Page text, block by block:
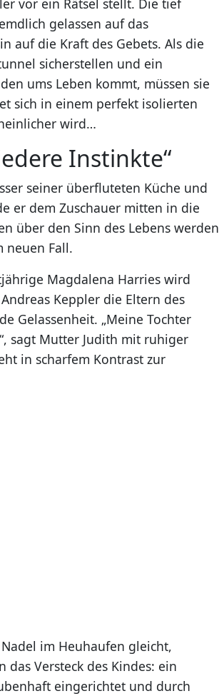
vor ein Rätsel stellt. Die tief
gelassen auf das
auf die Kraft des Gebets. Als die
sicherstellen und ein
ums Leben kommt, müssen sie
sich in einem perfekt isolierten
wird…
Instinkte“
seiner überfluteten Küche und
er dem Zuschauer mitten in die
über den Sinn des Lebens werden
neuen Fall.
Magdalena Harries wird
Keppler die Eltern des
Gelassenheit. „Meine Tochter
sagt Mutter Judith mit ruhiger
in scharfem Kontrast zur
im Heuhaufen gleicht,
Versteck des Kindes: ein
eingerichtet und durch